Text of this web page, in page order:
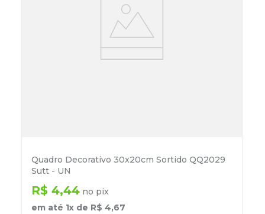
Quadro Decorativo 30x20cm Sortido QQ2029
Sutt - UN
R$ 4,44 no pix
em até 1x de R$ 4,67